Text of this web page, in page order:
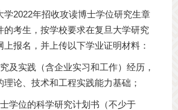
学2022年招收攻读博士学位研究生章
的考生，按学校要求在复旦大学研究
报名，并上传以下学业证明材料：
及实践（含企业实习和工作）经历，
论、技术和工程实践能力基础；
学位的科学研究计划书（不少于